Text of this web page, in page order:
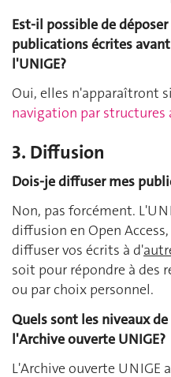
Est-il possible de
publications écrites
l'UNIGE?
Oui, elles n'apparaîtront
navigation par structures
3. Diffusion
Dois-je diffuser mes
Non, pas forcément.
diffusion en Open
diffuser vos écrits à d'
soit pour répondre à des
ou par choix personnel.
Quels sont les niveaux
l'Archive ouverte UNIGE?
L'Archive ouverte UNIGE